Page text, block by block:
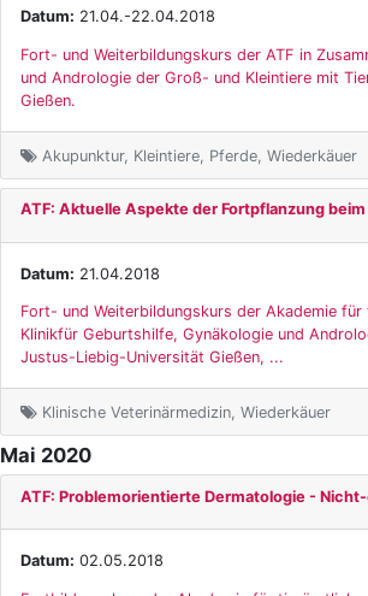
Datum: 21.04.-22.04.2018
Fort- und Weiterbildungskurs der ATF in
und Andrologie der Groß- und Kleintiere mit
Gießen.
Akupunktur, Kleintiere, Pferde, Wiederkäuer
ATF: Aktuelle Aspekte der Fortpflanzung beim
Datum: 21.04.2018
Fort- und Weiterbildungskurs der Akademie
Klinikfür Geburtshilfe, Gynäkologie und
Justus-Liebig-Universität Gießen, ...
Klinische Veterinärmedizin, Wiederkäuer
Mai 2020
ATF: Problemorientierte Dermatologie -
Datum: 02.05.2018